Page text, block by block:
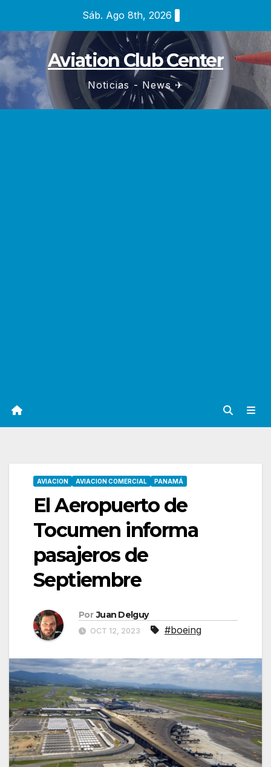
contenido
Sáb. Ago 8th, 2026
Aviation Club Center
Noticias - News ✈
AVIACION AVIACION COMERCIAL PANAMÁ
El Aeropuerto de
Tocumen informa
pasajeros de
Septiembre
Por Juan Delguy
OCT 12, 2023 #boeing